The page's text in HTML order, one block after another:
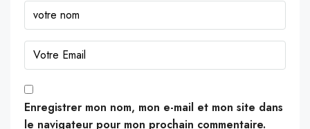
Enregistrer mon nom, mon e-mail et mon site dans
le navigateur pour mon prochain commentaire.